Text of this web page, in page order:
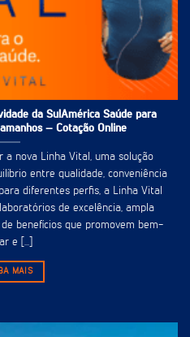
da SulAmérica Saúde para
– Cotação Online
a nova Linha Vital, uma solução
entre qualidade, conveniência
diferentes perfis, a Linha Vital
de excelência, ampla
benefícios que promovem bem-
e [...]
MAIS